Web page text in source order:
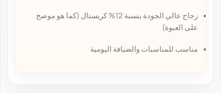
زجاج عالي الجودة بنسبة 12% كريستال (كما هو موضح
على العبوة)
مناسب للمناسبات والضيافة اليومية